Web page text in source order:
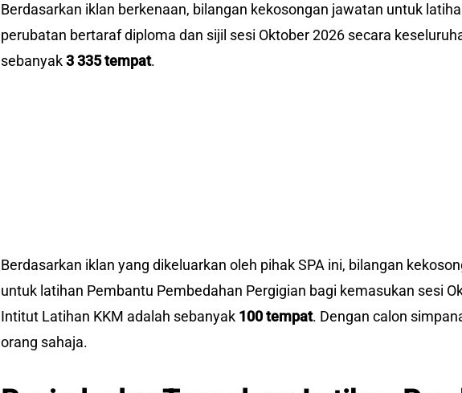
Berdasarkan iklan berkenaan, bilangan kekosongan jawatan untuk
perubatan bertaraf diploma dan sijil sesi Oktober 2026 secara
sebanyak3 335 tempat.